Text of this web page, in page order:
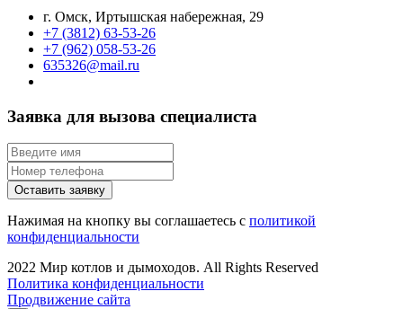
г. Омск, Иртышская набережная, 29
+7 (3812) 63-53-26
+7 (962) 058-53-26
635326@mail.ru
Заявка для вызова специалиста
Оставить заявку
Нажимая на кнопку вы соглашаетесь с политикой
конфиденциальности
2022 Мир котлов и дымоходов. All Rights Reserved
Политика конфиденциальности
Продвижение сайта